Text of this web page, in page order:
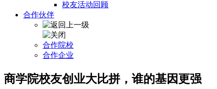
校友活动回顾
合作伙伴
合作院校
合作企业
商学院校友创业大比拼，谁的基因更强